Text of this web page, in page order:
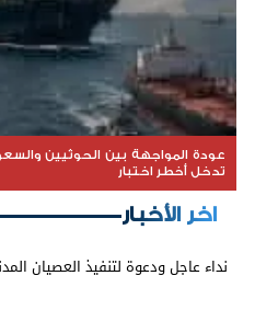
عودة المواجهة بين الحوثيين
تدخل أخطر اختبار
اخر الأخبار
نداء عاجل ودعوة لتنفيذ العصيان